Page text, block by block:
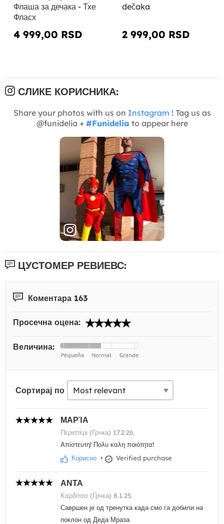
Флаша за дечака - Тхе
Фласх
4 999,00 RSD
dečaka
2 999,00 RSD
СЛИКЕ КОРИСНИКА:
Share your photos with us on Instagram ! Tag us as
@funidelia + #Funidelia to appear here
ЦУСТОМЕР РЕВИЕВС:
Коментара 163
Просечна оцена:
Величина:
Сортирај по
ΜΑΡΊΑ
Περιστέρι (Грчка) 17.2.26.
Απίστευτη! Πολυ καλη ποιότητα!
Корисно • Verified purchase
ΑΝΤΑ
Καρδίτσα (Грчка) 8.1.25.
Савршен је од тренутка када смо га добили на
поклон од Деда Мраза